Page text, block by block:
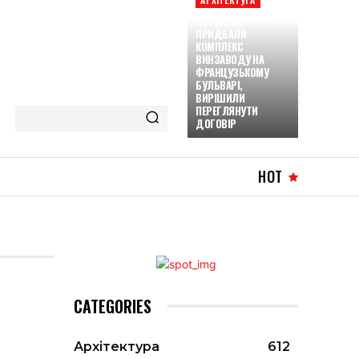
ПРИДБАЛИ
КОМПЛЕКС
ВИНЗАВОДУ НА
ФРАНЦУЗЬКОМУ
БУЛЬВАРІ,
ВИРІШИЛИ
ПЕРЕГЛЯНУТИ
ДОГОВІР
HOT
CATEGORIES
Архітектура 612